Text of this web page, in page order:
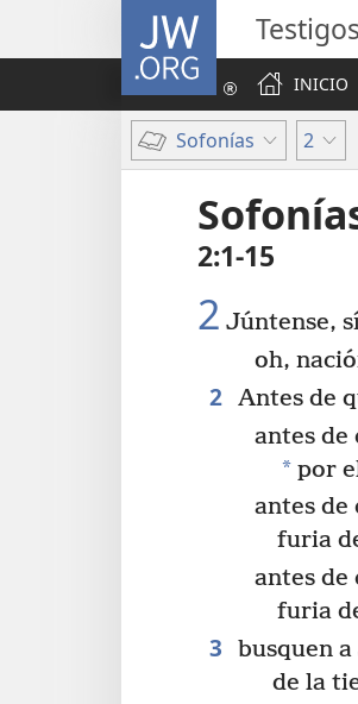
JW.ORG
INICIO
Sofonías 2
2:1-15
2 Júntense,
oh,
2 Antes de
antes de
* por
antes de
furia
antes de
furia
3 busquen
de la